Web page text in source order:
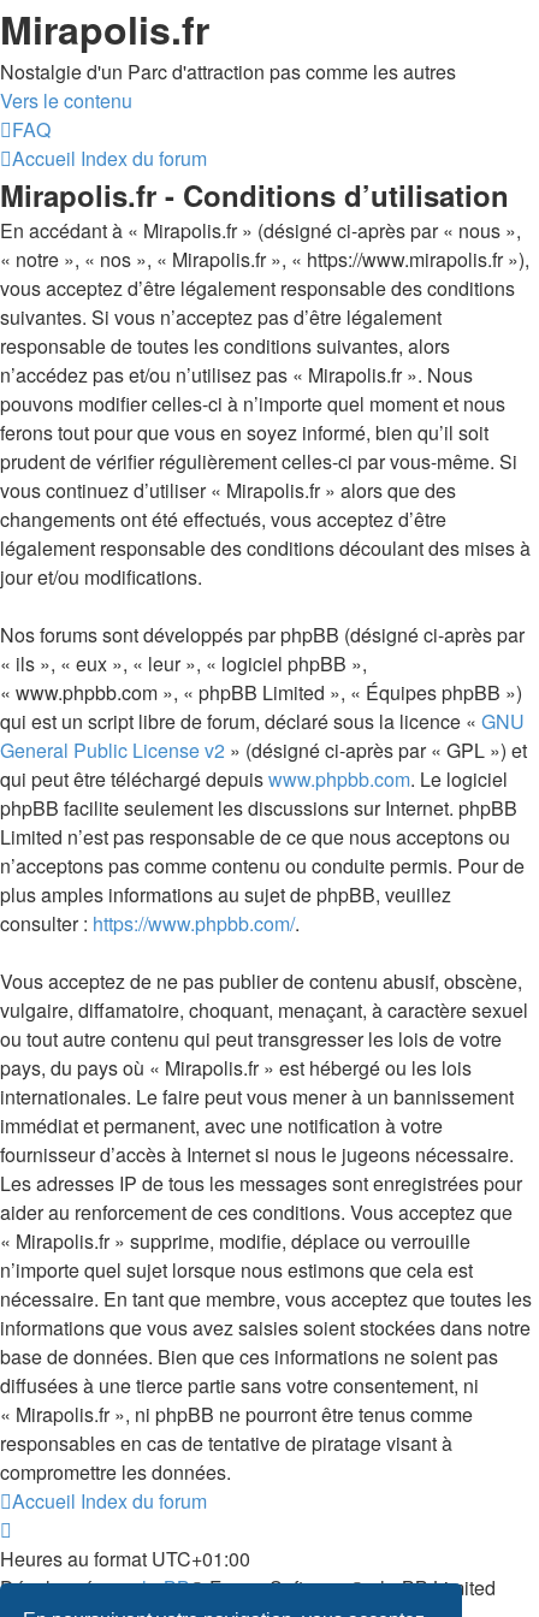
Mirapolis.fr
Nostalgie d'un Parc d'attraction pas comme les autres
Vers le contenu
FAQ
Accueil Index du forum
Mirapolis.fr - Conditions d’utilisation
En accédant à « Mirapolis.fr » (désigné ci-après par « nous »,
« notre », « nos », « Mirapolis.fr », « https://www.mirapolis.fr »),
vous acceptez d’être légalement responsable des conditions
suivantes. Si vous n’acceptez pas d’être légalement
responsable de toutes les conditions suivantes, alors
n’accédez pas et/ou n’utilisez pas « Mirapolis.fr ». Nous
pouvons modifier celles-ci à n’importe quel moment et nous
ferons tout pour que vous en soyez informé, bien qu’il soit
prudent de vérifier régulièrement celles-ci par vous-même. Si
vous continuez d’utiliser « Mirapolis.fr » alors que des
changements ont été effectués, vous acceptez d’être
légalement responsable des conditions découlant des mises à
jour et/ou modifications.
Nos forums sont développés par phpBB (désigné ci-après par
« ils », « eux », « leur », « logiciel phpBB »,
« www.phpbb.com », « phpBB Limited », « Équipes phpBB »)
qui est un script libre de forum, déclaré sous la licence « GNU
General Public License v2 » (désigné ci-après par « GPL ») et
qui peut être téléchargé depuiswww.phpbb.com. Le logiciel
phpBB facilite seulement les discussions sur Internet. phpBB
Limited n’est pas responsable de ce que nous acceptons ou
n’acceptons pas comme contenu ou conduite permis. Pour de
plus amples informations au sujet de phpBB, veuillez
consulter : https://www.phpbb.com/.
Vous acceptez de ne pas publier de contenu abusif, obscène,
vulgaire, diffamatoire, choquant, menaçant, à caractère sexuel
ou tout autre contenu qui peut transgresser les lois de votre
pays, du pays où « Mirapolis.fr » est hébergé ou les lois
internationales. Le faire peut vous mener à un bannissement
immédiat et permanent, avec une notification à votre
fournisseur d’accès à Internet si nous le jugeons nécessaire.
Les adresses IP de tous les messages sont enregistrées pour
aider au renforcement de ces conditions. Vous acceptez que
« Mirapolis.fr » supprime, modifie, déplace ou verrouille
n’importe quel sujet lorsque nous estimons que cela est
nécessaire. En tant que membre, vous acceptez que toutes les
informations que vous avez saisies soient stockées dans notre
base de données. Bien que ces informations ne soient pas
diffusées à une tierce partie sans votre consentement, ni
« Mirapolis.fr », ni phpBB ne pourront être tenus comme
responsables en cas de tentative de piratage visant à
compromettre les données.
Accueil Index du forum
Heures au format UTC+01:00
Développé parphpBB® Forum Software © phpBB Limited